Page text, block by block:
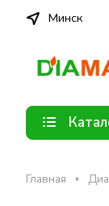
Минск
Главная